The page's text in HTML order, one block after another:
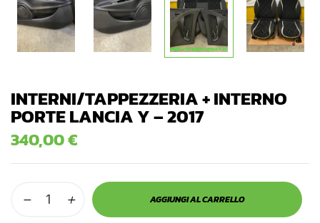
INTERNI/TAPPEZZERIA + INTERNO
PORTE LANCIA Y – 2017
340,00€
AGGIUNGI AL CARRELLO